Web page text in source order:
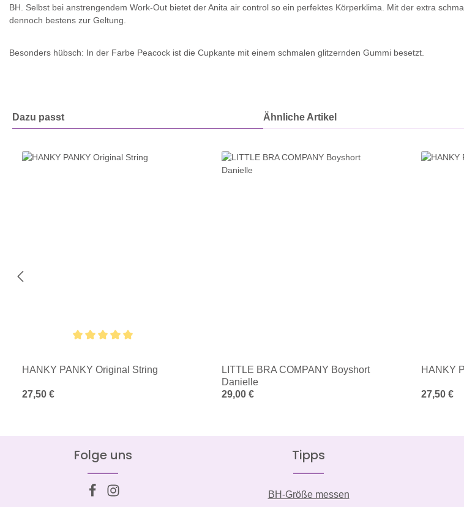
BH. Selbst bei anstrengendem Work-Out bietet der Anita air control so ein perfektes Körperklima. Mit der extra
dennoch bestens zur Geltung.
Besonders hübsch: In der Farbe Peacock ist die Cupkante mit einem schmalen glitzernden Gummi besetzt.
Dazu passt Ähnliche Artikel
HANKY PANKY Original String
Regulärer Preis:
27,50 €
LITTLE BRA COMPANY Boyshort
Danielle
Regulärer Preis:
29,00 €
HANKY
Regulärer
27,50 €
Folge uns Tipps
BH-Größe messen